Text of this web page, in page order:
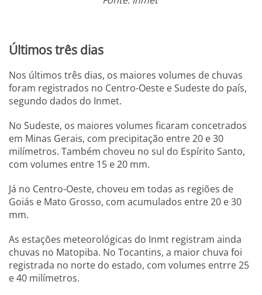
Últimos três dias
Nos últimos três dias, os maiores volumes de chuvas
foram registrados no Centro-Oeste e Sudeste do país,
segundo dados do Inmet.
No Sudeste, os maiores volumes ficaram concetrados
em Minas Gerais, com precipitação entre 20 e 30
milímetros. Também choveu no sul do Espírito Santo,
com volumes entre 15 e 20 mm.
Já no Centro-Oeste, choveu em todas as regiões de
Goiás e Mato Grosso, com acumulados entre 20 e 30
mm.
As estações meteorológicas do Inmt registram ainda
chuvas no Matopiba. No Tocantins, a maior chuva foi
registrada no norte do estado, com volumes entrre 25
e 40 milímetros.